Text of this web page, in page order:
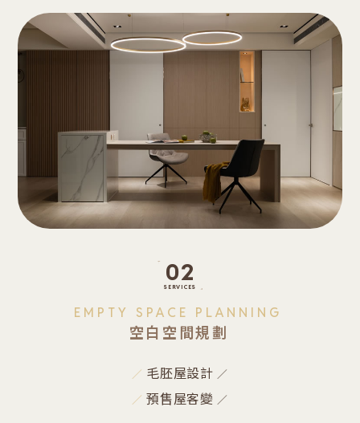
02
EMPTY SPACE PLANNING
空白空間規劃
毛胚屋設計
預售屋客變